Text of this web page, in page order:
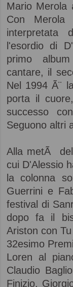
Mario Merola
Con Merola
interpretata
l'esordio di
primo
cantare, il
Nel 1994 Ã¨
porta il
successo
Seguono altri
Alla metÃ
cui D'Alessio
la colonna
Guerrini e
festival di
dopo fa il
Ariston con
32esimo
Loren al
Claudio
Finizio,